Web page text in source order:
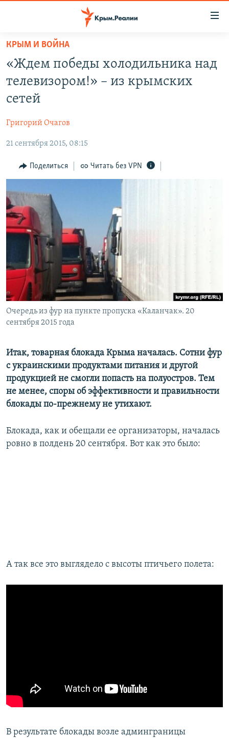
Вернуться
основному
содержанию
Вернутся
главной
навигации
Вернутся
поиску
СПЕЦПРОЕКТЫ
ГРУЗ 200
11 ЛЕТ ОККУПАЦИИ КРЫМА. 11 ИСТОРИЙ СОПРОТИВЛЕНИЯ
ЕЩЕ
ИНТЕРАКТИВ
ИНФОГРАФИКА
СОВЕТЫ ПРАВОЗАЩИТНИКОВ
ПРОПАВШИЕ БЕЗ ВЕСТИ
ПОБЕДИТЕЛЕЙ НЕ СУДЯТ?
КРЫМ.НЕПОКОРЕННЫЙ
ELIFBE
УКРАИНСКАЯ ПРОБЛЕМА КРЫМА
РАДІО СВОБОДА
КАК ОБОЙТИ БЛОКИРОВКУ
Українською
Qırımtatar
ПРИСОЕДИНЯЙТЕСЬ!
Все сайты RFE/RL
КРЫМ И ВОЙНА
«Ждем победы холодильника над
телевизором!» – из крымских
сетей
Григорий Очагов
21 сентября 2015, 08:15
Поделиться Читать без VPN
Очередь из фур на пункте пропуска «Каланчак». 20
сентября 2015 года
Итак, товарная блокада Крыма началась. Сотни фур
с украинскими продуктами питания и другой
продукцией не смогли попасть на полуостров. Тем
не менее, споры об эффективности и правильности
блокады по-прежнему не утихают.
Блокада, как и обещали ее организаторы, началась
ровно в полдень 20 сентября. Вот как это было:
А так все это выглядело с высоты птичьего полета:
В результате блокады возле админграницы